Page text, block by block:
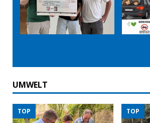
UMWELT
TOP TOP